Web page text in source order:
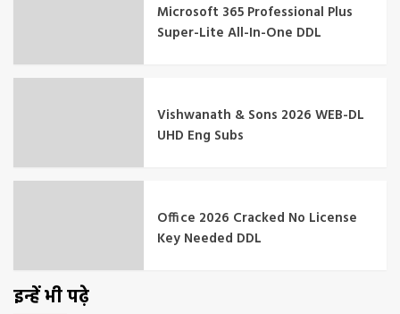
Microsoft 365 Professional Plus
Super-Lite All-In-One DDL
Vishwanath & Sons 2026 WEB-DL
UHD Eng Subs
Office 2026 Cracked No License
Key Needed DDL
इन्हें भी पढ़े